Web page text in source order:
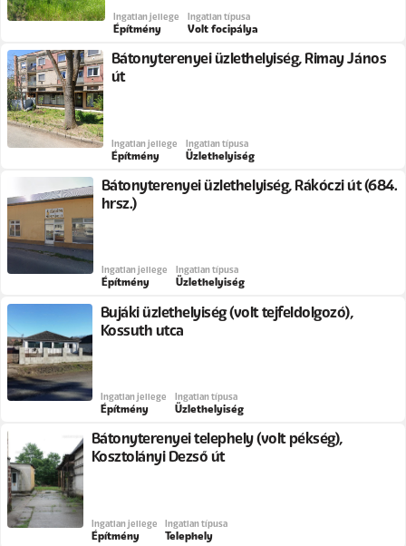
Ingatlan jellege
Építmény
Ingatlan típusa
Volt focipálya
Bátonyterenyei üzlethelyiség, Rimay János
út
Ingatlan jellege
Építmény
Ingatlan típusa
Üzlethelyiség
Bátonyterenyei üzlethelyiség, Rákóczi út (684.
hrsz.)
Ingatlan jellege
Építmény
Ingatlan típusa
Üzlethelyiség
Bujáki üzlethelyiség (volt tejfeldolgozó),
Kossuth utca
Ingatlan jellege
Építmény
Ingatlan típusa
Üzlethelyiség
Bátonyterenyei telephely (volt pékség),
Kosztolányi Dezső út
Ingatlan jellege
Építmény
Ingatlan típusa
Telephely